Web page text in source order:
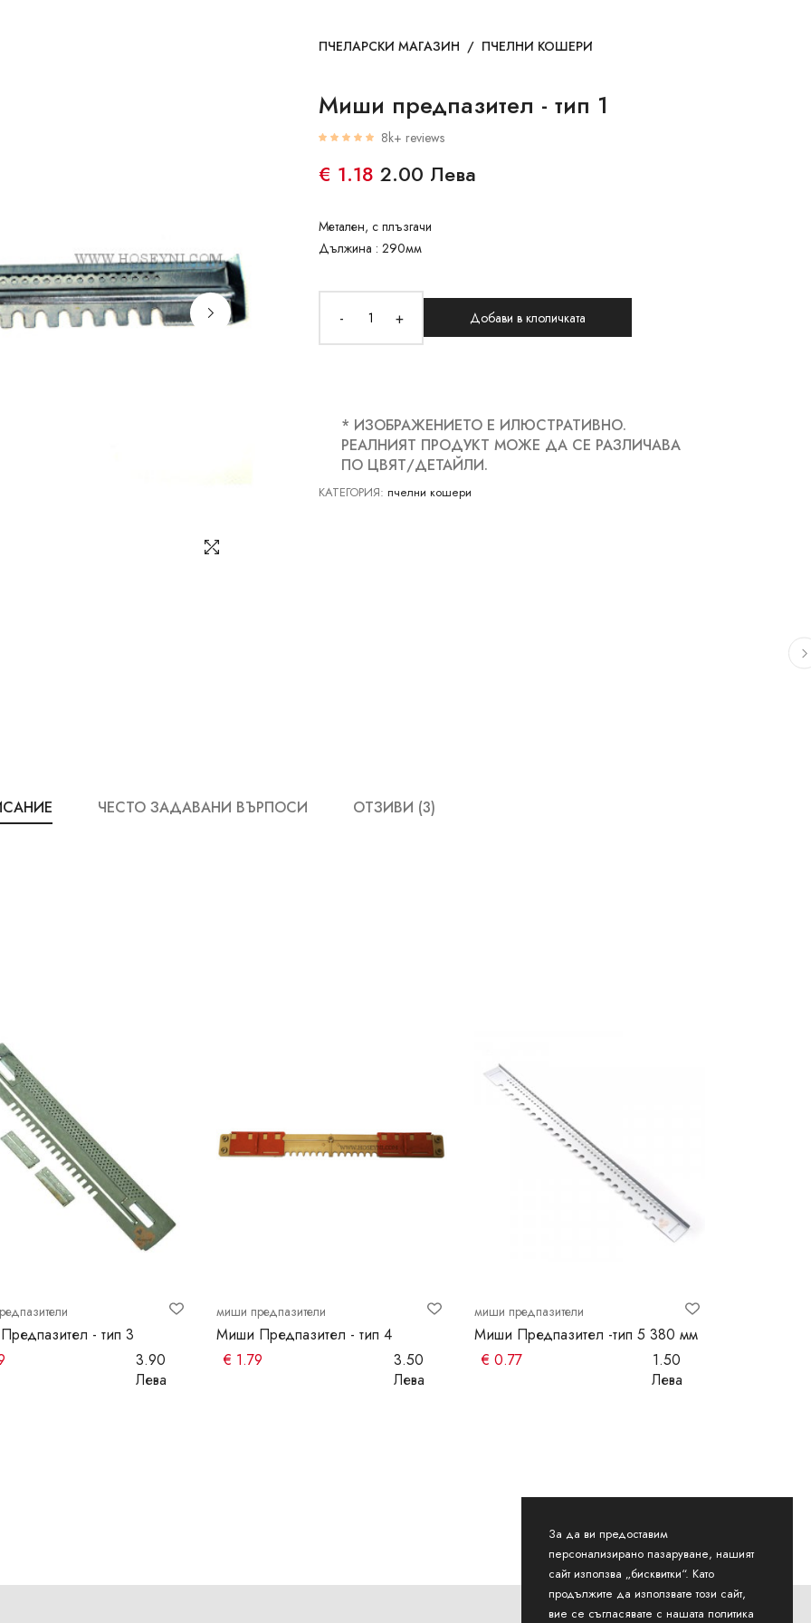
ПЧЕЛАРСКИ МАГАЗИН / ПЧЕЛНИ КОШЕРИ
Mиши предпазител - тип 1
8k+ reviews
€ 1.18 2.00 Лева
Метален, с плъзгачи
Дължина : 290мм
- + Добави в клоличката
* ИЗОБРАЖЕНИЕТО Е ИЛЮСТРАТИВНО.
РЕАЛНИЯТ ПРОДУКТ МОЖЕ ДА СЕ РАЗЛИЧАВА
ПО ЦВЯТ/ДЕТАЙЛИ.
КАТЕГОРИЯ: пчелни кошери
ЧЕСТО ЗАДАВАНИ ВЪРПОСИ ОТЗИВИ (3)
- тип 3
3.90
Лева
миши предпазители
Миши Предпазител - тип 4
€ 1.79
3.50
Лева
миши предпазители
Миши Предпазител -тип 5 380 мм
€ 0.77
1.50
Лева
За да ви предоставим
персонализирано пазаруване, нашият
сайт използва „бисквитки“. Като
продължите да използвате този сайт,
вие се съгласявате с нашата политика